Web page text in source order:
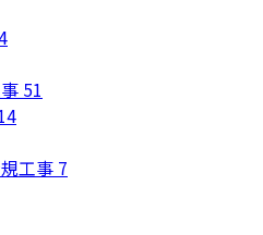
51
工事 7